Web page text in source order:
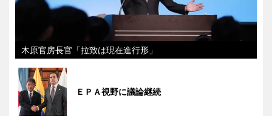
木原官房長官「拉致は現在進行形」
ＥＰＡ視野に議論継続